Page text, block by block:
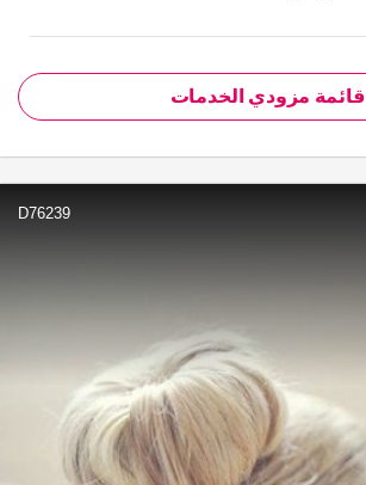
قائمة مزودي الخدمات
D76239